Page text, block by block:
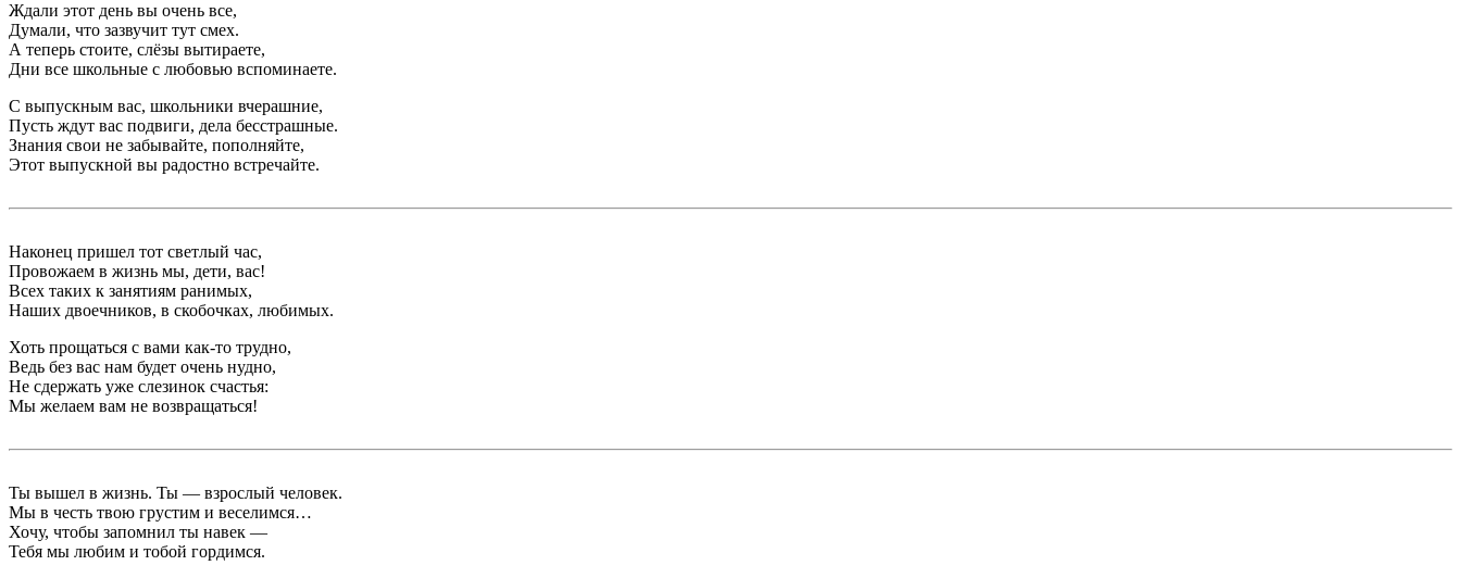
Ждали этот день вы очень все,
Думали, что зазвучит тут смех.
А теперь стоите, слёзы вытираете,
Дни все школьные с любовью вспоминаете.
С выпускным вас, школьники вчерашние,
Пусть ждут вас подвиги, дела бесстрашные.
Знания свои не забывайте, пополняйте,
Этот выпускной вы радостно встречайте.
Наконец пришел тот светлый час,
Провожаем в жизнь мы, дети, вас!
Всех таких к занятиям ранимых,
Наших двоечников, в скобочках, любимых.
Хоть прощаться с вами как-то трудно,
Ведь без вас нам будет очень нудно,
Не сдержать уже слезинок счастья:
Мы желаем вам не возвращаться!
Ты вышел в жизнь. Ты — взрослый человек.
Мы в честь твою грустим и веселимся…
Хочу, чтобы запомнил ты навек —
Тебя мы любим и тобой гордимся.